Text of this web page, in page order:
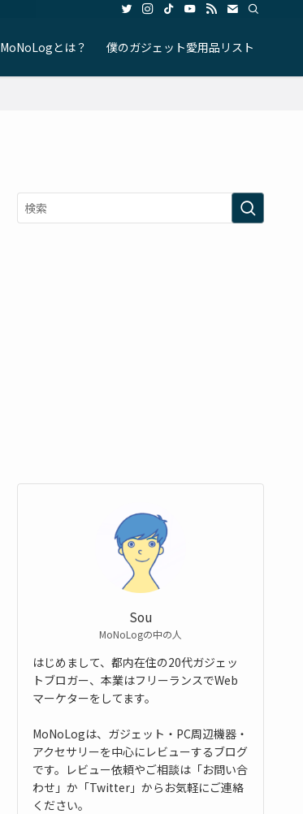
MoNoLogとは？ 僕のガジェット愛用品リスト
Sou
MoNoLogの中の人
はじめまして、都内在住の20代ガジェッ
トブロガー、本業はフリーランスでWeb
マーケターをしてます。
MoNoLogは、ガジェット・PC周辺機器・
アクセサリーを中心にレビューするブログ
です。レビュー依頼やご相談は「お問い合
わせ」か「Twitter」からお気軽にご連絡
ください。